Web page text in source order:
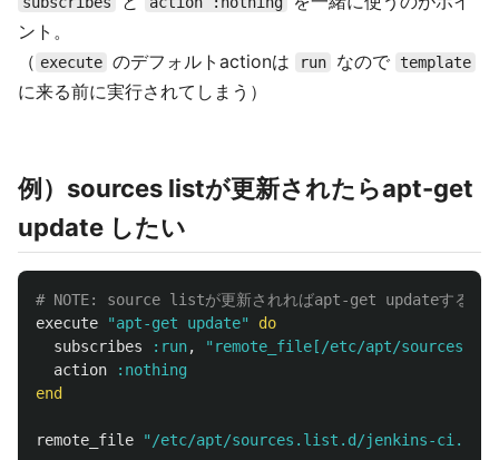
ント。
（ execute のデフォルトactionは run なので template
に来る前に実行されてしまう）
例）sources listが更新されたらapt-get
update したい
# NOTE: source listが更新されればapt-get updateする
execute
"apt-get update"
do
subscribes
:run,
"remote_file[/etc/apt/
action
:nothing
end
remote_file "/etc/apt/sources.list.d/jenkins-